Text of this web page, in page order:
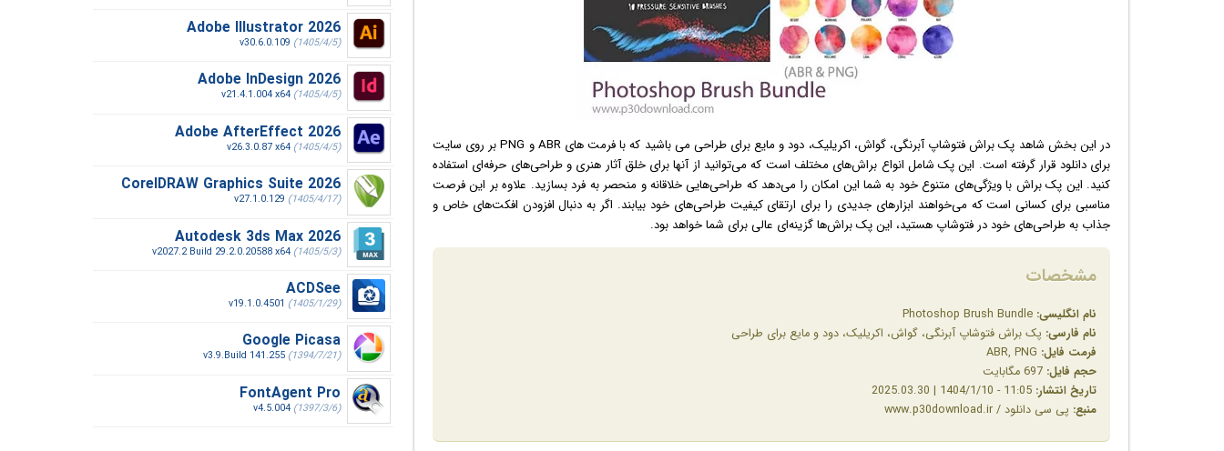
در این بخش شاهد پک براش فتوشاپ آبرنگی، گواش، اکریلیک، دود و مایع برای طراحی می باشید که با فرمت های ABR و PNG بر روی سایت
برای دانلود قرار گرفته است. این پک شامل انواع براش‌های مختلف است که می‌توانید از آنها برای خلق آثار هنری و طراحی‌های حرفه‌ای استفاده
کنید. این پک براش با ویژگی‌های متنوع خود به شما این امکان را می‌دهد که طراحی‌هایی خلاقانه و منحصر به فرد بسازید. علاوه بر این فرصت
مناسبی برای کسانی است که می‌خواهند ابزارهای جدیدی را برای ارتقای کیفیت طراحی‌های خود بیابند. اگر به دنبال افزودن افکت‌های خاص و
جذاب به طراحی‌های خود در فتوشاپ هستید، این پک براش‌ها گزینه‌ای عالی برای شما خواهد بود.
مشخصات
نام انگلیسی:
نام فارسی: پک براش فتوشاپ آبرنگی، گواش، اکریلیک، دود و مایع برای طراحی
فرمت فایل:
حجم فایل:
تاریخ انتشار:
منبع: پی سی دانلود / www.p30download.ir
Adobe Illustrator 2026
v30.6.0.109 (1405/4/5)
Adobe InDesign 2026
v21.4.1.004 x64 (1405/4/5)
Adobe AfterEffect 2026
v26.3.0.87 x64 (1405/4/5)
CorelDRAW Graphics Suite 2026
v27.1.0.129 (1405/4/17)
Autodesk 3ds Max 2026
v2027.2 Build 29.2.0.20588 x64 (1405/5/3)
ACDSee
v19.1.0.4501 (1405/1/29)
Google Picasa
v3.9.Build 141.255 (1394/7/21)
FontAgent Pro
v4.5.004 (1397/3/6)